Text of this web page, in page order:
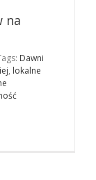
na
Dawni
, lokalne